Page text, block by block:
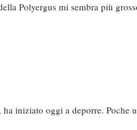
Polyergus mi sembra più
iniziato oggi a deporre. Poche